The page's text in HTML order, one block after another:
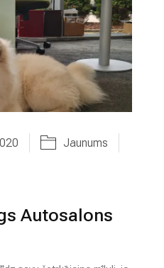
Jaunums
Autosalons